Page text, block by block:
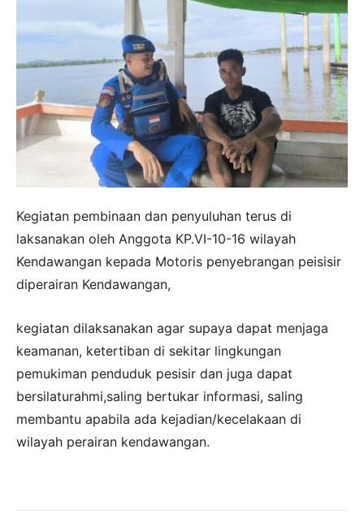
Kegiatan pembinaan dan penyuluhan terus di
laksanakan oleh Anggota KP.VI-10-16 wilayah
Kendawangan kepada Motoris penyebrangan peisisir
diperairan Kendawangan,
kegiatan dilaksanakan agar supaya dapat menjaga
keamanan, ketertiban di sekitar lingkungan
pemukiman penduduk pesisir dan juga dapat
bersilaturahmi,saling bertukar informasi, saling
membantu apabila ada kejadian/kecelakaan di
wilayah perairan kendawangan.